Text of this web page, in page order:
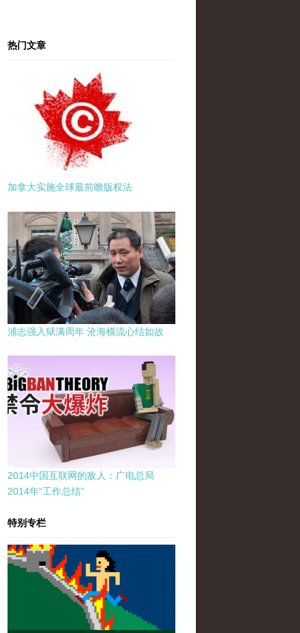
热门文章
加拿大实施全球最前瞻版权法
浦志强入狱满周年 沧海横流心结如故
2014中国互联网的敌人：广电总局
2014年“工作总结”
特别专栏